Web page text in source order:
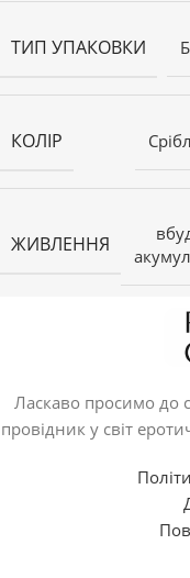
ТИП УПАКОВКИ
КОЛІР
ЖИВЛЕННЯ
Ласкаво просимо до
провідник у світ